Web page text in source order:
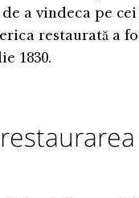
a vindeca pe
restaurată a
1830.